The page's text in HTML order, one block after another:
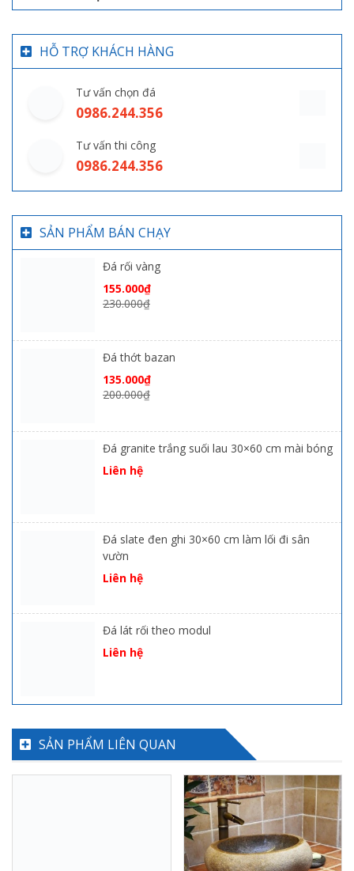
HỖ TRỢ KHÁCH HÀNG
Tư vấn chọn đá
0986.244.356
Tư vấn thi công
0986.244.356
SẢN PHẨM BÁN CHẠY
Đá rối vàng
155.000₫
230.000₫
Đá thớt bazan
135.000₫
200.000₫
Đá granite trắng suối lau 30×60 cm mài bóng
Liên hệ
Đá slate đen ghi 30×60 cm làm lối đi sân
vườn
Liên hệ
Đá lát rối theo modul
Liên hệ
SẢN PHẨM LIÊN QUAN